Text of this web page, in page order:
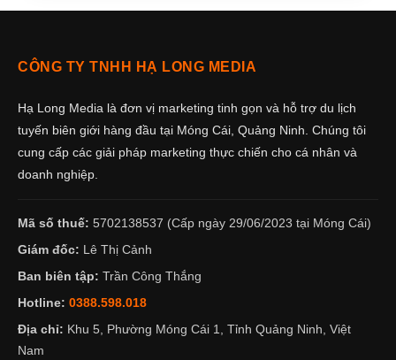
CÔNG TY TNHH HẠ LONG MEDIA
Hạ Long Media là đơn vị marketing tinh gọn và hỗ trợ du lịch
tuyến biên giới hàng đầu tại Móng Cái, Quảng Ninh. Chúng tôi
cung cấp các giải pháp marketing thực chiến cho cá nhân và
doanh nghiệp.
Mã số thuế: 5702138537 (Cấp ngày 29/06/2023 tại Móng Cái)
Giám đốc: Lê Thị Cảnh
Ban biên tập: Trần Công Thắng
Hotline: 0388.598.018
Địa chỉ: Khu 5, Phường Móng Cái 1, Tỉnh Quảng Ninh, Việt
Nam